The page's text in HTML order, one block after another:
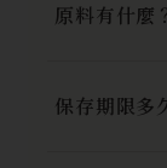
原料有什麼
保存期限多